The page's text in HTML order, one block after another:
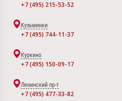
+7 (495) 215-53-52
Кузьминки
+7 (495) 744-11-37
Куркино
+7 (495) 150-09-17
Ленинский пр-т
+7 (495) 477-33-82